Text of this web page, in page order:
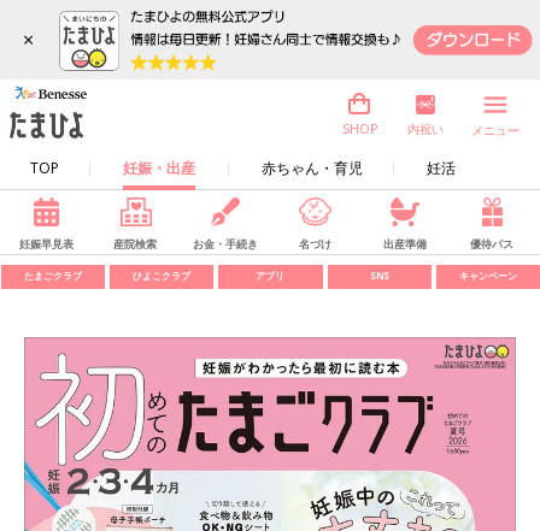
×
TOP 妊娠・出産 赤ちゃん・育児 妊活
SHOP 内祝い メニュー
妊娠早見表 産院検索 お金・手続き 名づけ 出産準備 優待パス
たまごクラブ ひよこクラブ アプリ SNS キャンペーン